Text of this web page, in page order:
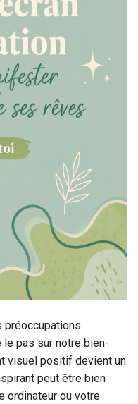
préoccupations
pas sur notre bien-
visuel positif devient un
peut être bien
ordinateur ou votre